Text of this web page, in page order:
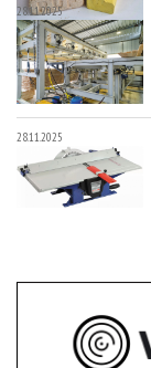
28.11.2025
28.11.2025